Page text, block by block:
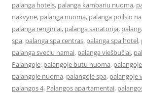
palanga hotels, palanga kambariu nuoma,
nakvyne, palanga nuoma, palanga poilsio
palanga renginiai, palanga sanatorija,
spa, palanga spa centras, palanga spa hotel,
palanga sveciu namai, palanga viešbučiai,
Palangoje, palangoje butu nuoma,
palangoje nuoma, palangoje spa, palangoje
palangos 4, Palangos apartamentai,